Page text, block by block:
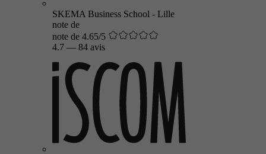
SKEMA Business School - Lille
note de
note de 4.65/5
4.7 — 84 avis